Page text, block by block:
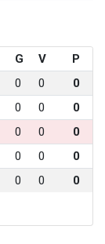
G V
P
0 0
0
0 0
0
0 0
0
0 0
0
0 0 0